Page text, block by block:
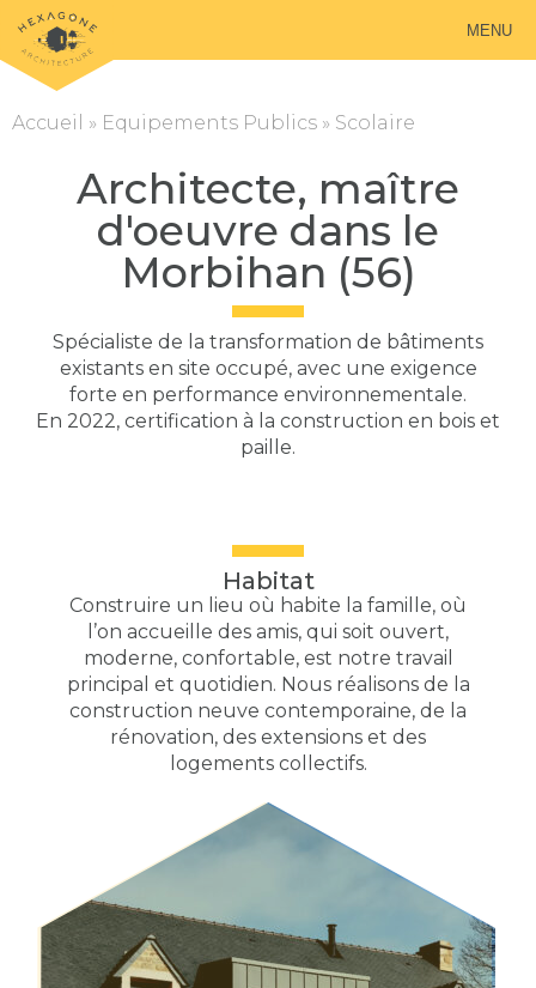
MENU
Accueil » Equipements Publics » Scolaire
Habitat
Construire un lieu où habite la famille, où
l’on accueille des amis, qui soit ouvert,
moderne, confortable, est notre travail
principal et quotidien. Nous réalisons de la
construction neuve contemporaine, de la
rénovation, des extensions et des
logements collectifs.
Architecte, maître
d'oeuvre dans le
Morbihan (56)
Spécialiste de la transformation de bâtiments
existants en site occupé, avec une exigence
forte en performance environnementale.
En 2022, certification à la construction en bois et
paille.